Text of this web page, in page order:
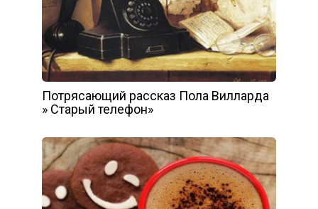
Потрясающий рассказ Пола Вилларда
» Старый телефон»